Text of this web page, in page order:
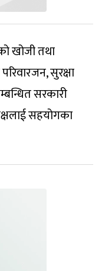
खोजी तथा
सुरक्षा
सरकारी
सहयोगका